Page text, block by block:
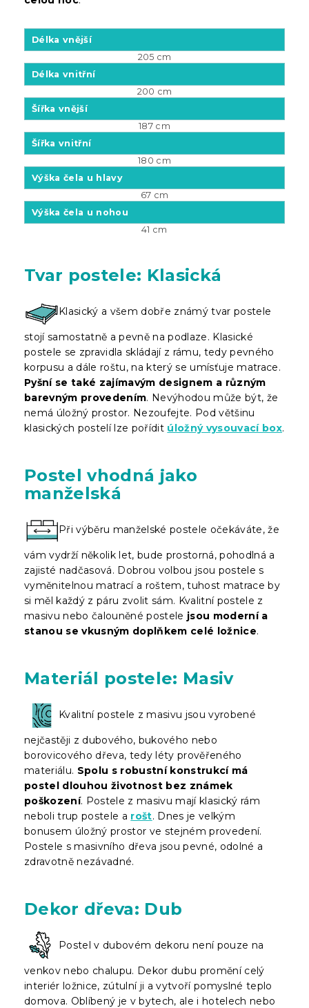
Délka vnější
205 cm
Délka vnitřní
200 cm
Šířka vnější
187 cm
Šířka vnitřní
180 cm
Výška čela u hlavy
67 cm
Výška čela u nohou
41 cm
Tvar postele: Klasická
Klasický a všem dobře známý tvar postele
stojí samostatně a pevně na podlaze. Klasické
postele se zpravidla skládají z rámu, tedy pevného
korpusu a dále roštu, na který se umísťuje matrace.
Pyšní se také zajímavým designem a různým
barevným provedením. Nevýhodou může být, že
nemá úložný prostor. Nezoufejte. Pod většinu
klasických postelí lze pořídit úložný vysouvací box.
Postel vhodná jako
manželská
Při výběru manželské postele očekáváte, že
vám vydrží několik let, bude prostorná, pohodlná a
zajisté nadčasová. Dobrou volbou jsou postele s
vyměnitelnou matrací a roštem, tuhost matrace by
si měl každý z páru zvolit sám. Kvalitní postele z
masivu nebo čalouněné postele jsou moderní a
stanou se vkusným doplňkem celé ložnice.
Materiál postele: Masiv
Kvalitní postele z masivu jsou vyrobené
nejčastěji z dubového, bukového nebo
borovicového dřeva, tedy léty prověřeného
materiálu. Spolu s robustní konstrukcí má
postel dlouhou životnost bez známek
poškození. Postele z masivu mají klasický rám
neboli trup postele a rošt. Dnes je velkým
bonusem úložný prostor ve stejném provedení.
Postele s masivního dřeva jsou pevné, odolné a
zdravotně nezávadné.
Dekor dřeva: Dub
Postel v dubovém dekoru není pouze na
venkov nebo chalupu. Dekor dubu promění celý
interiér ložnice, zútulní ji a vytvoří pomyslné teplo
domova. Oblíbený je v bytech, ale i hotelech nebo